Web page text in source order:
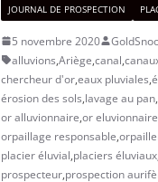
JOURNAL DE PROSPECTION
5 novembre 2020
alluvions,Ariège,canal,
chercheur d'or,eaux pluviales,
érosion des sols,lavage au pan,
or alluvionnaire,or eluvionnaire
orpaillage responsable,
placier éluvial,placiers éluviaux
prospecteur,prospection